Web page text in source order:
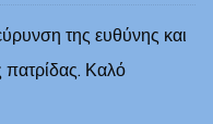
της ευθύνης και
πατρίδας. Καλό